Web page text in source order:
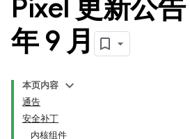
Pixel 更新公
年 9 月
本页内容
通告
安全补丁
内核组件